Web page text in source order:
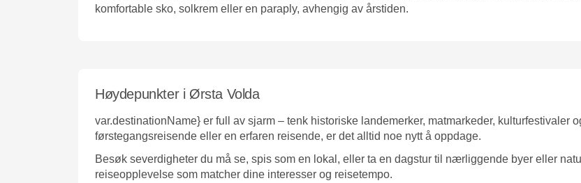
komfortable sko, solkrem eller en paraply, avhengig av årstiden.
Høydepunkter i Ørsta Volda
var.destinationName} er full av sjarm – tenk historiske landemerker, matmarkeder, kulturfestivaler
førstegangsreisende eller en erfaren reisende, er det alltid noe nytt å oppdage.
Besøk severdigheter du må se, spis som en lokal, eller ta en dagstur til nærliggende byer eller
reiseopplevelse som matcher dine interesser og reisetempo.